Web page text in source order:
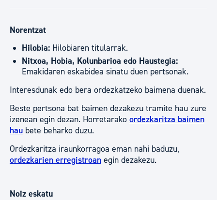
Norentzat
Hilobia: Hilobiaren titularrak.
Nitxoa, Hobia, Kolunbarioa edo Haustegia:
Emakidaren eskabidea sinatu duen pertsonak.
Interesdunak edo bera ordezkatzeko baimena duenak.
Beste pertsona bat baimen dezakezu tramite hau zure
izenean egin dezan. Horretarako ordezkaritza baimen
hau bete beharko duzu.
Ordezkaritza iraunkorragoa eman nahi baduzu,
ordezkarien erregistroan egin dezakezu.
Noiz eskatu